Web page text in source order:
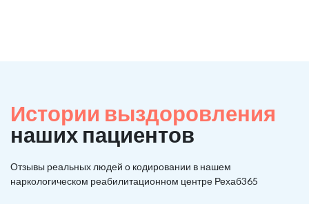
Истории выздоровления
наших пациентов
Отзывы реальных людей о кодировании в нашем
наркологическом реабилитационном центре Рехаб365